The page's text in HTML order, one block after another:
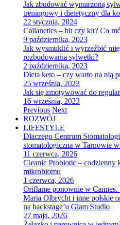
Jak zbudować wymarzoną
treningowy i dietetyczny dla
22 stycznia, 2024
Callanetics – hit czy kit? Co
9 października, 2023
Jak wysmuklić i wyrzeźbić
rozbudowania sylwetki?
2 października, 2023
Dieta keto – czy warto na nią
25 września, 2023
Jak się zmotywować do
16 września, 2023
Previous Next
ROZWÓJ
LIFESTYLE
Dlaczego Centrum
stomatologiczna w Tarnowie
11 czerwca, 2026
Cleanic Probiotic – codzienny
mikrobiomu
1 czerwca, 2026
Oriflame ponownie w
Maria Olbrycht i inne polskie
na backstage’u Glam Studio
27 maja, 2026